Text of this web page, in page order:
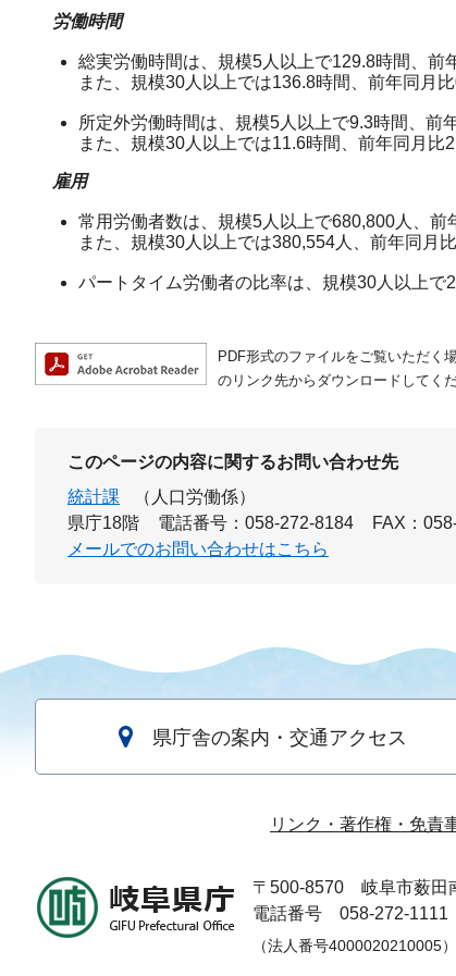
労働時間
総実労働時間は、規模5人以上で129.8時間、前
また、規模30人以上では136.8時間、前年同月
所定外労働時間は、規模5人以上で9.3時間、前
また、規模30人以上では11.6時間、前年同月比
雇用
常用労働者数は、規模5人以上で680,800人、前
また、規模30人以上では380,554人、前年同月
パートタイム労働者の比率は、規模30人以上で
PDF形式のファイルをご覧いただく
のリンク先からダウンロードしてく
このページの内容に関するお問い合わせ先
統計課
（人口労働係）
県庁18階
電話番号：058-272-8184
FAX：
メールでのお問い合わせはこちら
県庁舎の案内・交通アクセス
リンク・著作権・免責
〒500-8570
岐阜市薮田
電話番号 058-272-1111
（法人番号4000020210005）